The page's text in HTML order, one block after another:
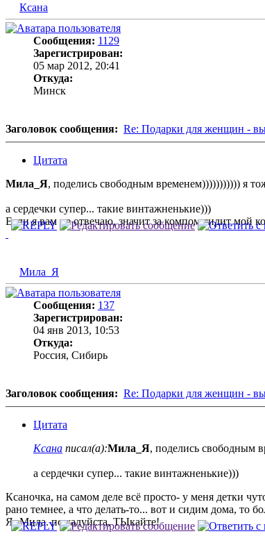
Ксана
Сообщения: 1129
Зарегистрирован:
05 мар 2012, 20:41
Откуда:
Минск
Заголовок сообщения: Re: Подарки для женщин -
Цитата
Мила_Я, поделись свободным временем))))))))))) я
а сердечки супер... такие винтажненькие)))
Если я вам не отвечаю, значит за компом сидит мой
Мила_Я
Сообщения: 137
Зарегистрирован:
04 янв 2013, 10:53
Откуда:
Россия, Сибирь
Заголовок сообщения: Re: Подарки для женщин -
Цитата
Ксана писал(а):Мила_Я, поделись свободным
а сердечки супер... такие винтажненькие)))
Ксаночка, на самом деле всё просто- у меня детки
рано темнее, а что делать-то... вот и сидим дома, то
Я- Мила. пожалуйста, ТЫкайте!